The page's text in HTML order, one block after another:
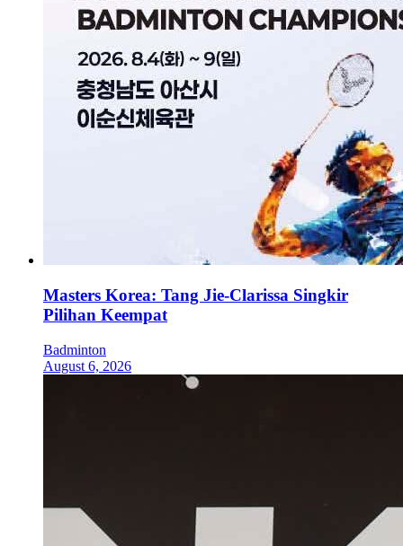
Masters Korea: Tang Jie-Clarissa Singkir
Pilihan Keempat
Badminton
August 6, 2026